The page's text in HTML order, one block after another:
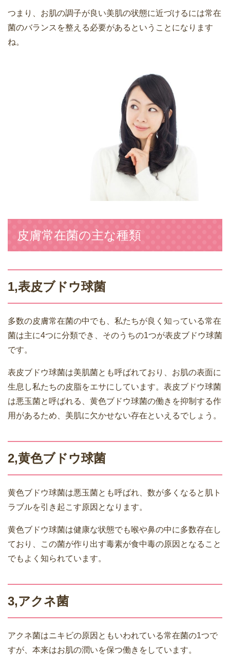
つまり、お肌の調子が良い美肌の状態に近づけるには常在
菌のバランスを整える必要があるということになります
ね。
皮膚常在菌の主な種類
1,表皮ブドウ球菌
多数の皮膚常在菌の中でも、私たちが良く知っている常在
菌は主に4つに分類でき、そのうちの1つが表皮ブドウ球菌
です。
表皮ブドウ球菌は美肌菌とも呼ばれており、お肌の表面に
生息し私たちの皮脂をエサにしています。表皮ブドウ球菌
は悪玉菌と呼ばれる、黄色ブドウ球菌の働きを抑制する作
用があるため、美肌に欠かせない存在といえるでしょう。
2,黄色ブドウ球菌
黄色ブドウ球菌は悪玉菌とも呼ばれ、数が多くなると肌ト
ラブルを引き起こす原因となります。
黄色ブドウ球菌は健康な状態でも喉や鼻の中に多数存在し
ており、この菌が作り出す毒素が食中毒の原因となること
でもよく知られています。
3,アクネ菌
アクネ菌はニキビの原因ともいわれている常在菌の1つで
すが、本来はお肌の潤いを保つ働きをしています。